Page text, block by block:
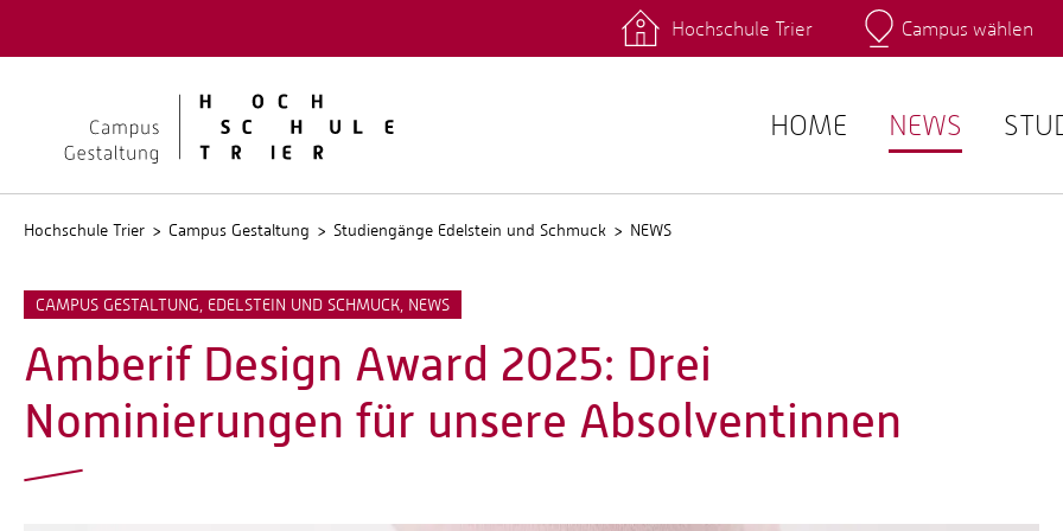
Kontakt Fachrichtungen Intranet
Hochschule Trier Campus wählen
HOME NEWS
Hochschule Trier Campus Gestaltung Studiengänge Edelstein und Schmuck NEWS
CAMPUS GESTALTUNG, EDELSTEIN UND SCHMUCK, NEWS
Amberif Design Award 2025: Drei
Nominierungen für unsere Absolventinnen